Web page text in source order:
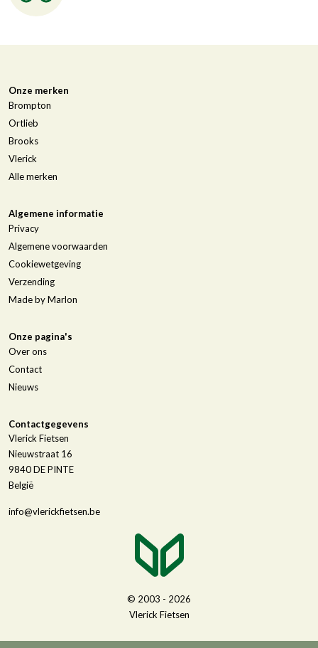
Onze merken
Brompton
Ortlieb
Brooks
Vlerick
Alle merken
Algemene informatie
Privacy
Algemene voorwaarden
Cookiewetgeving
Verzending
Made by Marlon
Onze pagina's
Over ons
Contact
Nieuws
Contactgegevens
Vlerick Fietsen
Nieuwstraat 16
9840DE PINTE
België
info@vlerickfietsen.be
© 2003 - 2026
Vlerick Fietsen